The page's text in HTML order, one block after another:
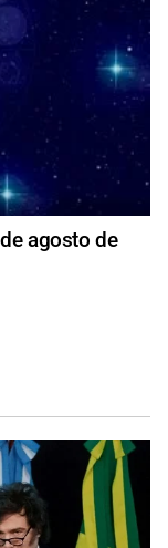
agosto de